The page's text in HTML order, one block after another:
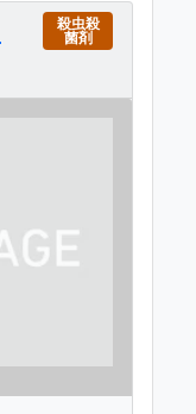
殺虫殺
菌剤